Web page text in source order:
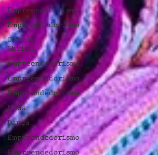
Empreendedorismo
Empreendedorismo
Corpus
Christi
Empreendedorismo
Empreendedorismo
Empreendedorismo
Moda
Dança
Empreendedorismo
Empreendedorismo